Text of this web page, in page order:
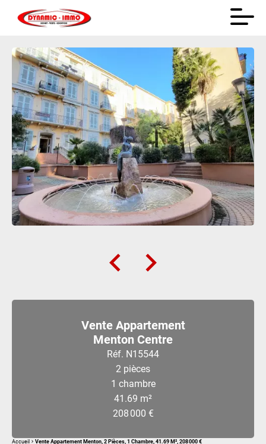
Vente Appartement
Menton Centre
Réf. N15544
2 pièces
1 chambre
41.69 m²
208 000 €
Accueil Vente Appartement Menton, 2 Pièces, 1 Chambre, 41.69 M², 208 000 €